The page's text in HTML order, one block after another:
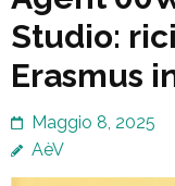
Studio:
Erasmus
Maggio 8, 2025
AèV